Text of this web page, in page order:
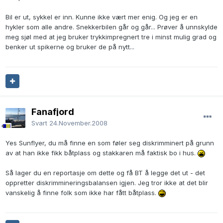
Bil er ut, sykkel er inn. Kunne ikke vært mer enig. Og jeg er en
hykler som alle andre. Snekkerbilen går og går... Prøver å unnskylde
meg sjøl med at jeg bruker trykkimpregnert tre i minst mulig grad og
benker ut spikerne og bruker de på nytt...
Fanafjord
Svart 24.November.2008
Yes Sunflyer, du må finne en som føler seg diskrimminert på grunn
av at han ikke fikk båtplass og stakkaren må faktisk bo i hus.
Så lager du en reportasje om dette og få BT å legge det ut - det
oppretter diskrimmineringsbalansen igjen. Jeg tror ikke at det blir
vanskelig å finne folk som ikke har fått båtplass.